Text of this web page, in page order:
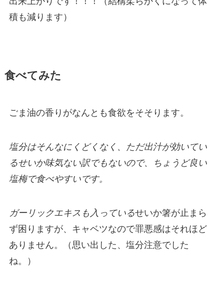
積も減ります）
食べてみた
ごま油の香りがなんとも食欲をそそります。
塩分はそんなにくどくなく、ただ出汁が効いてい
るせいか味気ない訳でもないので、ちょうど良い
塩梅で食べやすいです。
ガーリックエキスも入っているせいか箸が止まら
ず困りますが、キャベツなので罪悪感はそれほど
ありません。（思い出した、塩分注意でした
ね。）